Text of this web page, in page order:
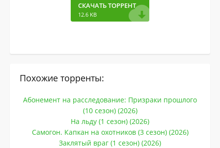
СКАЧАТЬ ТОРРЕНТ
12.6 KB
Похожие торренты:
Абонемент на расследование: Призраки прошлого
(10 сезон) (2026)
На льду (1 сезон) (2026)
Самогон. Капкан на охотников (3 сезон) (2026)
Заклятый враг (1 сезон) (2026)